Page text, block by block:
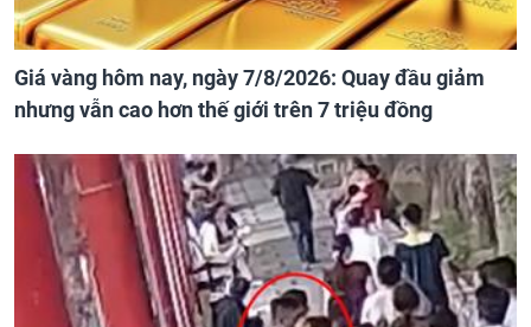
Giá vàng hôm nay, ngày 7/8/2026: Quay đầu giảm
nhưng vẫn cao hơn thế giới trên 7 triệu đồng